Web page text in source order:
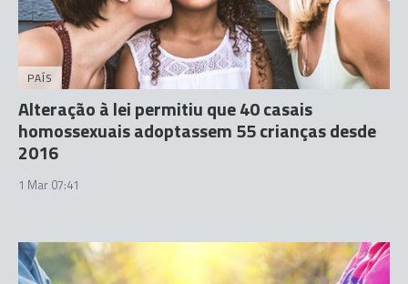
PAÍS
Alteração à lei permitiu que 40 casais
homossexuais adoptassem 55 crianças desde
2016
1 Mar 07:41